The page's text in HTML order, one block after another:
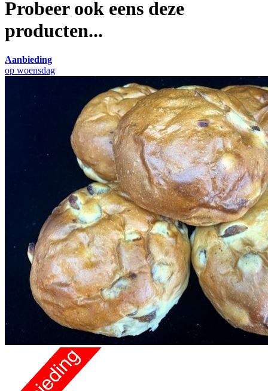
Probeer ook eens deze
producten...
Aanbieding
op woensdag